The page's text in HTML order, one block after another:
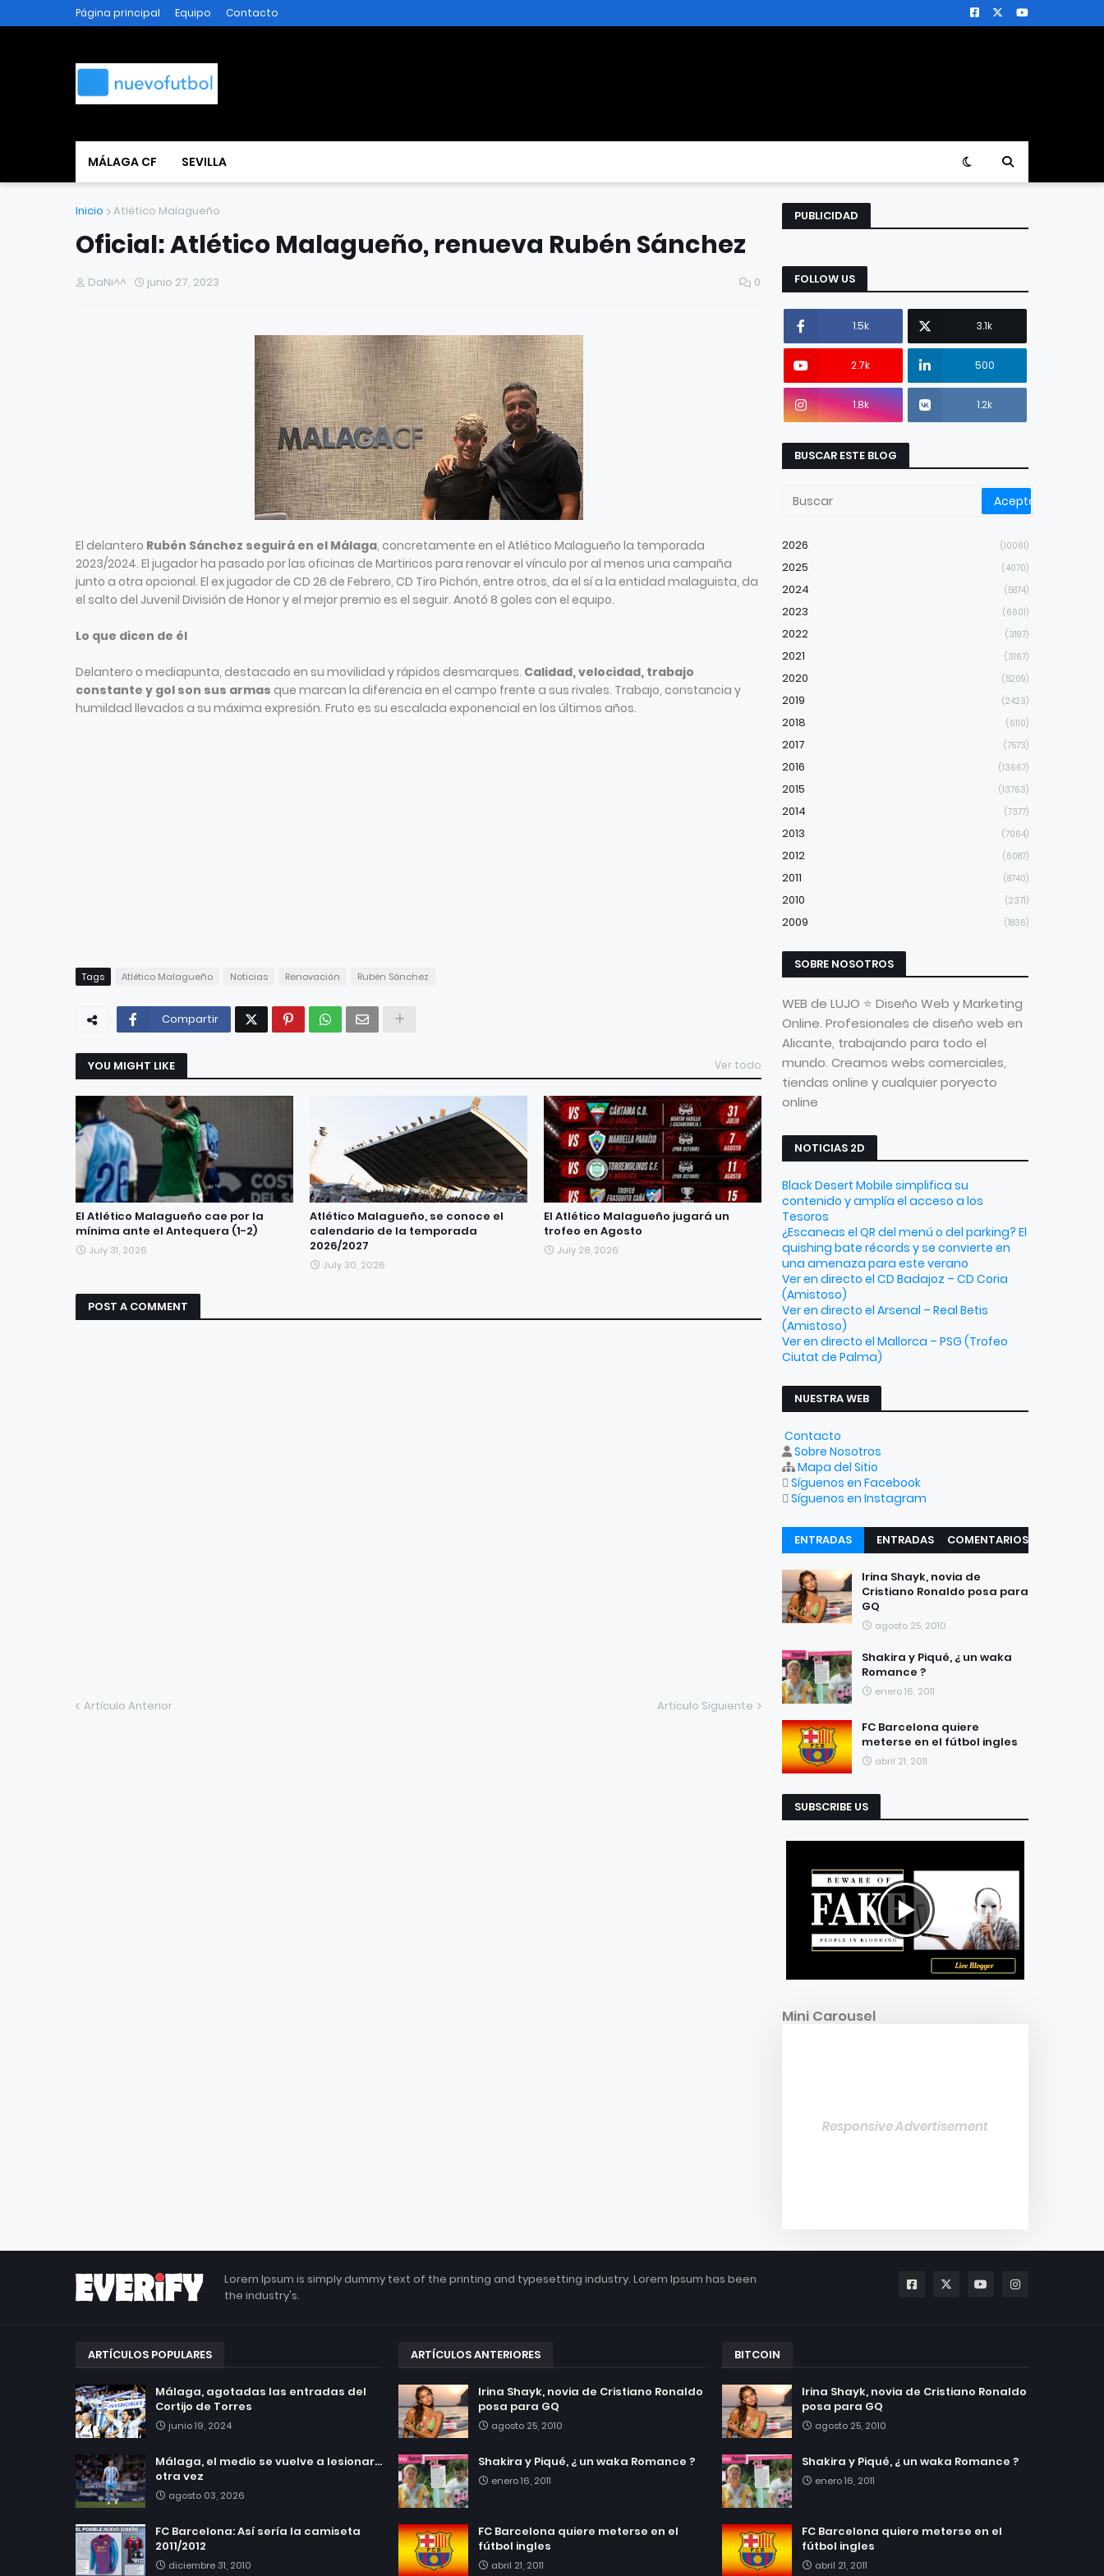
Página principal Equipo Contacto
MÁLAGA CF SEVILLA
Inicio Atlético Malagueño
Oficial: Atlético Malagueño, renueva Rubén Sánchez
DaNi^^ junio 27, 2023 0
El delantero Rubén Sánchez seguirá en el Málaga, concretamente en el Atlético Malagueño la temporada
2023/2024. El jugador ha pasado por las oficinas de Martiricos para renovar el vínculo por al menos una campaña
junto a otra opcional. El ex jugador de CD 26 de Febrero, CD Tiro Pichón, entre otros, da el sí a la entidad malaguista, da
el salto del Juvenil División de Honor y el mejor premio es el seguir. Anotó 8 goles con el equipo.
Lo que dicen de él
Delantero o mediapunta, destacado en su movilidad y rápidos desmarques. Calidad, velocidad, trabajo
constante y gol son sus armas que marcan la diferencia en el campo frente a sus rivales. Trabajo, constancia y
humildad llevados a su máxima expresión. Fruto es su escalada exponencial en los últimos años.
Tags Atlético Malagueño Noticias Renovación Rubén Sánchez
Compartir
YOU MIGHT LIKE Ver todo
El Atlético Malagueño cae por la
mínima ante el Antequera (1-2)
July 31, 2026
Atlético Malagueño, se conoce el
calendario de la temporada
2026/2027
July 30, 2026
El Atlético Malagueño jugará un
trofeo en Agosto
July 28, 2026
POST A COMMENT
Artículo Anterior Artículo Siguiente
PUBLICIDAD
FOLLOW US
1.5k 3.1k
2.7k 500
1.8k 1.2k
BUSCAR ESTE BLOG
2026 (10061)
2025 (4070)
2024 (5874)
2023 (6601)
2022 (3197)
2021 (3167)
2020 (5209)
2019 (2423)
2018 (6110)
2017 (7573)
2016 (13667)
2015 (13763)
2014 (7377)
2013 (7064)
2012 (6087)
2011 (8740)
2010 (2371)
2009 (1836)
SOBRE NOSOTROS
WEB de LUJO ⭐ Diseño Web y Marketing
Online. Profesionales de diseño web en
Alicante, trabajando para todo el
mundo. Creamos webs comerciales,
tiendas online y cualquier poryecto
online
NOTICIAS 2D
Black Desert Mobile simplifica su
contenido y amplía el acceso a los
Tesoros
¿Escaneas el QR del menú o del parking? El
quishing bate récords y se convierte en
una amenaza para este verano
Ver en directo el CD Badajoz – CD Coria
(Amistoso)
Ver en directo el Arsenal – Real Betis
(Amistoso)
Ver en directo el Mallorca – PSG (Trofeo
Ciutat de Palma)
NUESTRA WEB
Contacto
Sobre Nosotros
Mapa del Sitio
Síguenos en Facebook
Síguenos en Instagram
ENTRADAS
RECIENTES
ENTRADAS
COMENTARIOS
Irina Shayk, novia de
Cristiano Ronaldo posa para
GQ
agosto 25, 2010
Shakira y Piqué, ¿ un waka
Romance ?
enero 16, 2011
FC Barcelona quiere
meterse en el fútbol ingles
abril 21, 2011
SUBSCRIBE US
Mini Carousel
Responsive Advertisement
Lorem Ipsum is simply dummy text of the printing and typesetting industry. Lorem Ipsum has been
the industry's.
ARTÍCULOS POPULARES
Málaga, agotadas las entradas del
Cortijo de Torres
junio 19, 2024
Málaga, el medio se vuelve a lesionar...
otra vez
agosto 03, 2026
FC Barcelona: Así sería la camiseta
2011/2012
diciembre 31, 2010
ARTÍCULOS ANTERIORES
Irina Shayk, novia de Cristiano Ronaldo
posa para GQ
agosto 25, 2010
Shakira y Piqué, ¿ un waka Romance ?
enero 16, 2011
FC Barcelona quiere meterse en el
fútbol ingles
abril 21, 2011
BITCOIN
Irina Shayk, novia de Cristiano Ronaldo
posa para GQ
agosto 25, 2010
Shakira y Piqué, ¿ un waka Romance ?
enero 16, 2011
FC Barcelona quiere meterse en el
fútbol ingles
abril 21, 2011